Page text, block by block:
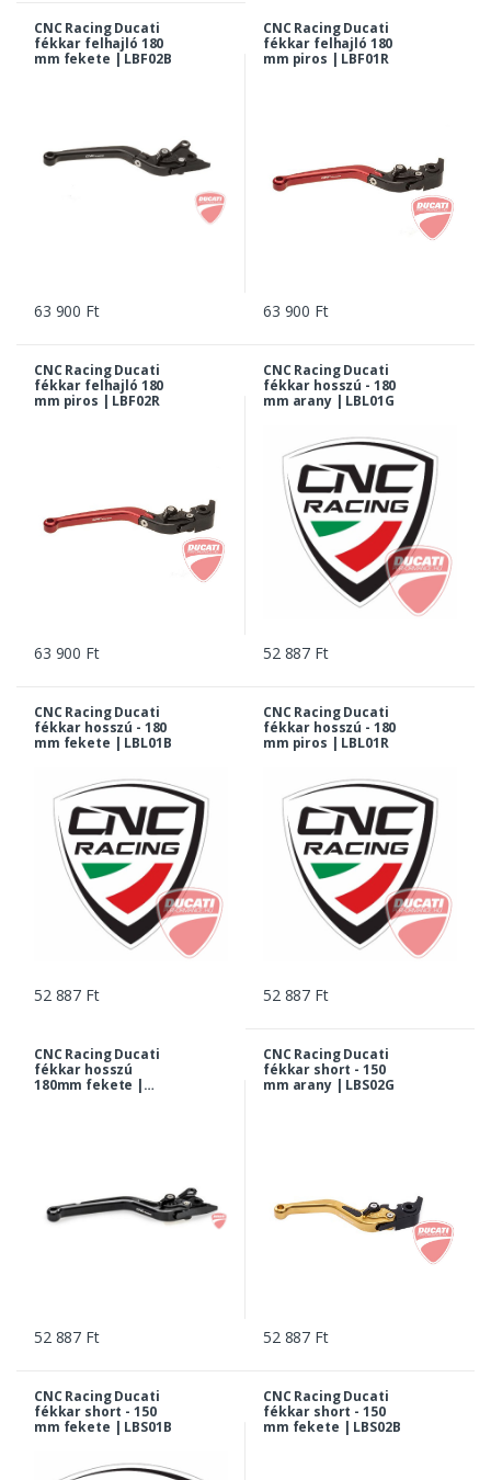
CNC Racing Ducati
fékkar felhajló 180
mm fekete | LBF02B
63 900 Ft
CNC Racing Ducati
fékkar felhajló 180
mm piros | LBF01R
63 900 Ft
CNC Racing Ducati
fékkar felhajló 180
mm piros | LBF02R
63 900 Ft
CNC Racing Ducati
fékkar hosszú - 180
mm arany | LBL01G
52 887 Ft
CNC Racing Ducati
fékkar hosszú - 180
mm fekete | LBL01B
52 887 Ft
CNC Racing Ducati
fékkar hosszú - 180
mm piros | LBL01R
52 887 Ft
CNC Racing Ducati
fékkar hosszú
180mm fekete |
52 887 Ft
CNC Racing Ducati
fékkar short - 150
mm arany | LBS02G
52 887 Ft
CNC Racing Ducati
fékkar short - 150
mm fekete | LBS01B
CNC Racing Ducati
fékkar short - 150
mm fekete | LBS02B